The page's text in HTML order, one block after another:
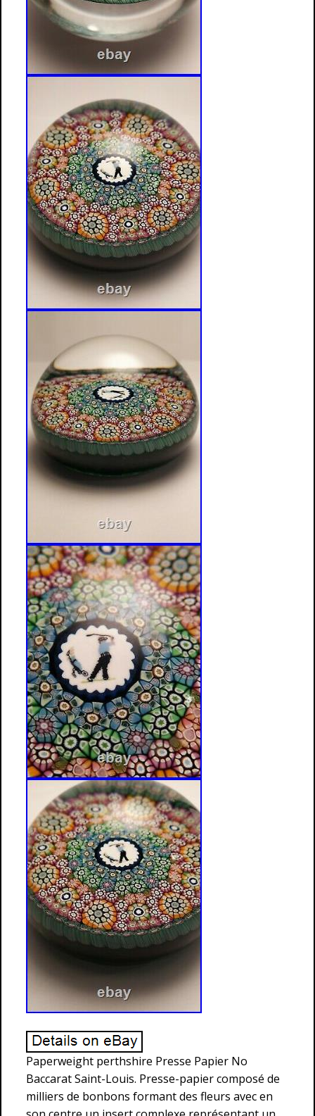
Paperweight perthshire Presse Papier No
Baccarat Saint-Louis. Presse-papier composé de
milliers de bonbons formant des fleurs avec en